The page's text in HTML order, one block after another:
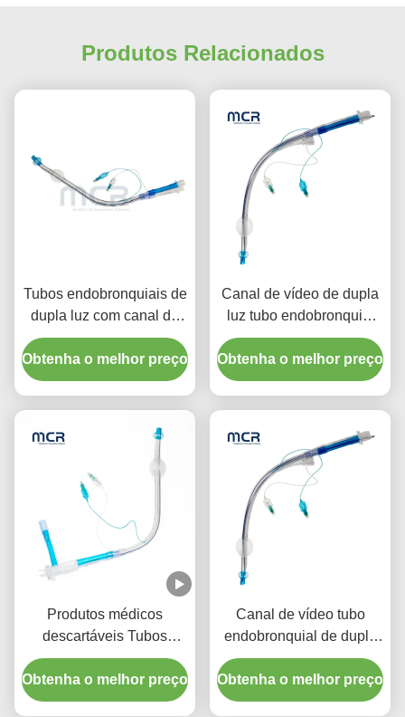
Produtos Relacionados
Tubos endobronquiais de
dupla luz com canal de
vídeo
Obtenha o melhor preço
Canal de vídeo de dupla
luz tubo endobronquial
PVC visual oral plano
Obtenha o melhor preço
Produtos médicos
descartáveis Tubos
endotraqueais duplos de
lúmen com manguito
micro-finho de PU
Obtenha o melhor preço
Canal de vídeo tubo
endobronquial de dupla
luz sem câmera
Obtenha o melhor preço